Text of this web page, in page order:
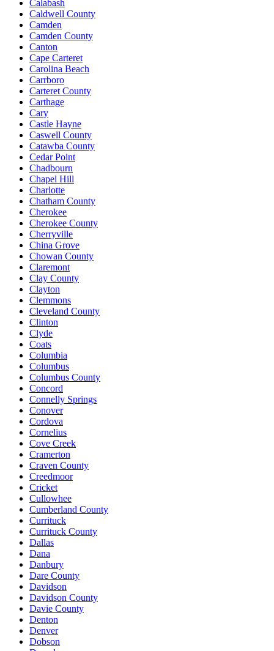
Calabash
Caldwell County
Camden
Camden County
Canton
Cape Carteret
Carolina Beach
Carrboro
Carteret County
Carthage
Cary
Castle Hayne
Caswell County
Catawba County
Cedar Point
Chadbourn
Chapel Hill
Charlotte
Chatham County
Cherokee
Cherokee County
Cherryville
China Grove
Chowan County
Claremont
Clay County
Clayton
Clemmons
Cleveland County
Clinton
Clyde
Coats
Columbia
Columbus
Columbus County
Concord
Connelly Springs
Conover
Cordova
Cornelius
Cove Creek
Cramerton
Craven County
Creedmoor
Cricket
Cullowhee
Cumberland County
Currituck
Currituck County
Dallas
Dana
Danbury
Dare County
Davidson
Davidson County
Davie County
Denton
Denver
Dobson